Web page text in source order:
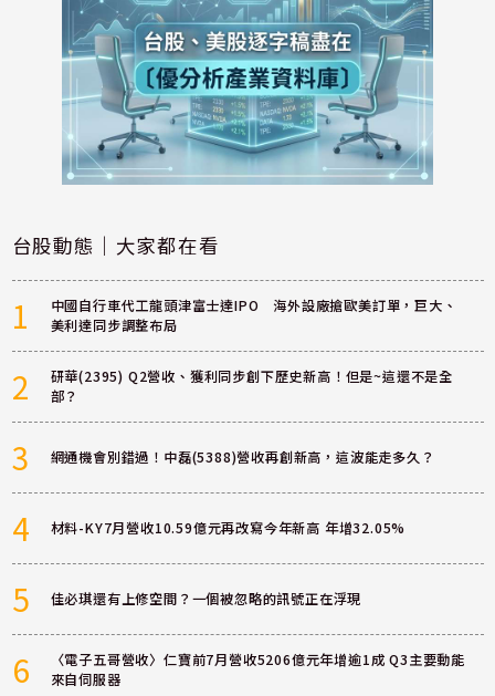
台股動態｜大家都在看
1
中國自行車代工龍頭津富士達IPO 海外設廠搶歐美訂單，巨大、
美利達同步調整布局
2
研華(2395) Q2營收、獲利同步創下歷史新高！但是~這還不是全
部？
3 網通機會別錯過！中磊(5388)營收再創新高，這波能走多久？
4 材料-KY7月營收10.59億元再改寫今年新高 年增32.05%
5 佳必琪還有上修空間？一個被忽略的訊號正在浮現
6
〈電子五哥營收〉仁寶前7月營收5206億元年增逾1成 Q3主要動能
來自伺服器